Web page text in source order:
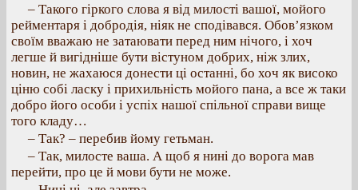
– Такого гіркого слова я від милості вашої, мойого
рейментаря і добродія, ніяк не сподівався. Обов’язком
своїм вважаю не затаювати перед ним нічого, і хоч
легше й вигідніше бути вістуном добрих, ніж злих,
новин, не жахаюся донести ці останні, бо хоч як високо
ціню собі ласку і прихильність мойого пана, а все ж таки
добро його особи і успіх нашої спільної справи вище
того кладу…
– Так? – перебив йому гетьман.
– Так, милосте ваша. А щоб я нині до ворога мав
перейти, про це й мови бути не може.